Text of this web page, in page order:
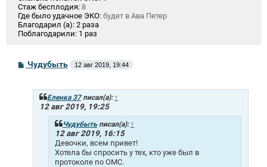
Стаж бесплодия: 8
Где было удачное ЭКО: будет в Ава Петер
Благодарил (а): 2 раза
Поблагодарили: 1 раз
СЧудубыть 12 авг 2019, 19:44
Еленка 37писал(а): ↑
12 авг 2019, 19:25
Чудубыть писал(а): ↑
12 авг 2019, 16:15
Девочки, всем привет!
Хотела бы спросить у тех, кто уже был в
протоколе по ОМС.